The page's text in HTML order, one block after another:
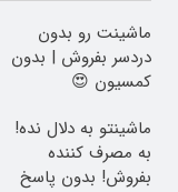
ماشینت رو بدون
دردسر بفروش | بدون
کمسیون 😍
ماشینتو به دلال نده!
به مصرف کننده
بفروش! بدون پاسخ